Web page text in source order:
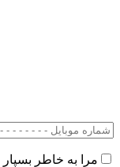
مرا به خاطر بسپار